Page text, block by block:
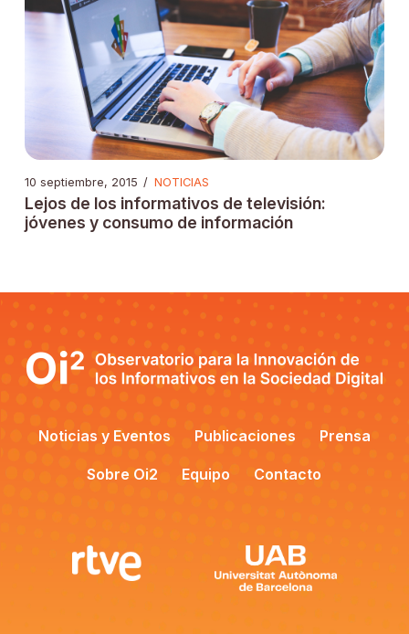
10 septiembre, 2015 / NOTICIAS
Lejos de los informativos de televisión:
jóvenes y consumo de información
Noticias y Eventos Publicaciones Prensa
Sobre Oi2 Equipo Contacto